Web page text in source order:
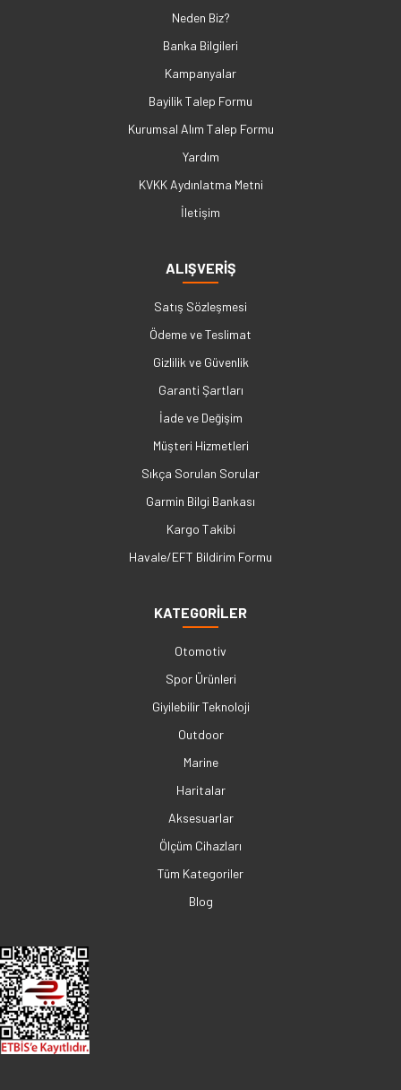
Neden Biz?
Banka Bilgileri
Kampanyalar
Bayilik Talep Formu
Kurumsal Alım Talep Formu
Yardım
KVKK Aydınlatma Metni
İletişim
ALIŞVERİŞ
Satış Sözleşmesi
Ödeme ve Teslimat
Gizlilik ve Güvenlik
Garanti Şartları
İade ve Değişim
Müşteri Hizmetleri
Sıkça Sorulan Sorular
Garmin Bilgi Bankası
Kargo Takibi
Havale/EFT Bildirim Formu
KATEGORİLER
Otomotiv
Spor Ürünleri
Giyilebilir Teknoloji
Outdoor
Marine
Haritalar
Aksesuarlar
Ölçüm Cihazları
Tüm Kategoriler
Blog